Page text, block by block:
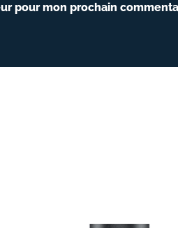
pour mon prochain